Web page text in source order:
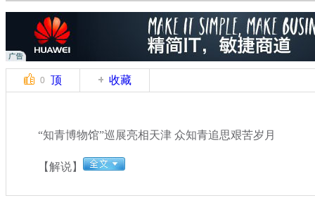
0 顶 收藏
“知青博物馆”巡展亮相天津 众知青追思艰苦岁月
【解说】